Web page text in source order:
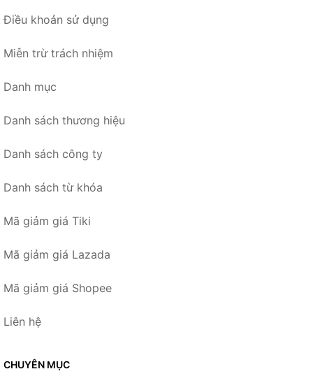
Điều khoản sử dụng
Miễn trừ trách nhiệm
Danh mục
Danh sách thương hiệu
Danh sách công ty
Danh sách từ khóa
Mã giảm giá Tiki
Mã giảm giá Lazada
Mã giảm giá Shopee
Liên hệ
CHUYÊN MỤC